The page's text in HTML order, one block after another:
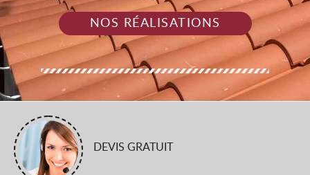
NOS RÉALISATIONS
DEVIS GRATUIT